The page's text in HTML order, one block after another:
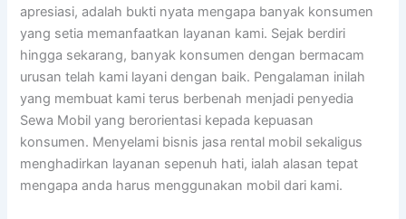
apresiasi, adalah bukti nyata mengapa banyak konsumen
yang setia memanfaatkan layanan kami. Sejak berdiri
hingga sekarang, banyak konsumen dengan bermacam
urusan telah kami layani dengan baik. Pengalaman inilah
yang membuat kami terus berbenah menjadi penyedia
Sewa Mobil yang berorientasi kepada kepuasan
konsumen. Menyelami bisnis jasa rental mobil sekaligus
menghadirkan layanan sepenuh hati, ialah alasan tepat
mengapa anda harus menggunakan mobil dari kami.